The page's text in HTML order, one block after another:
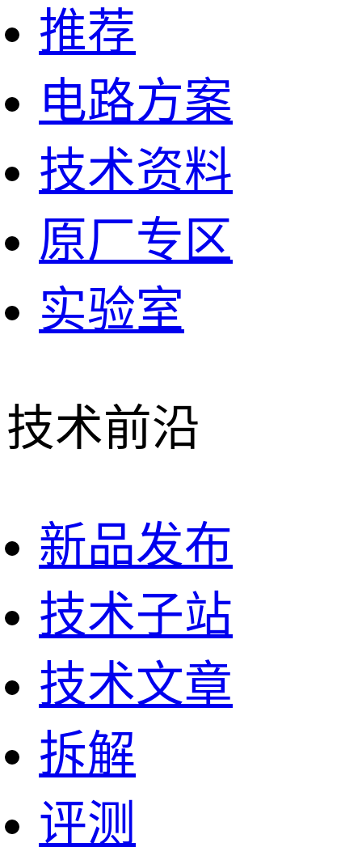
推荐
电路方案
技术资料
原厂专区
实验室
技术前沿
新品发布
技术子站
技术文章
拆解
评测